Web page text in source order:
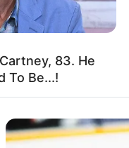
Tier- und
ja endlich auch
83. He
To Be...!